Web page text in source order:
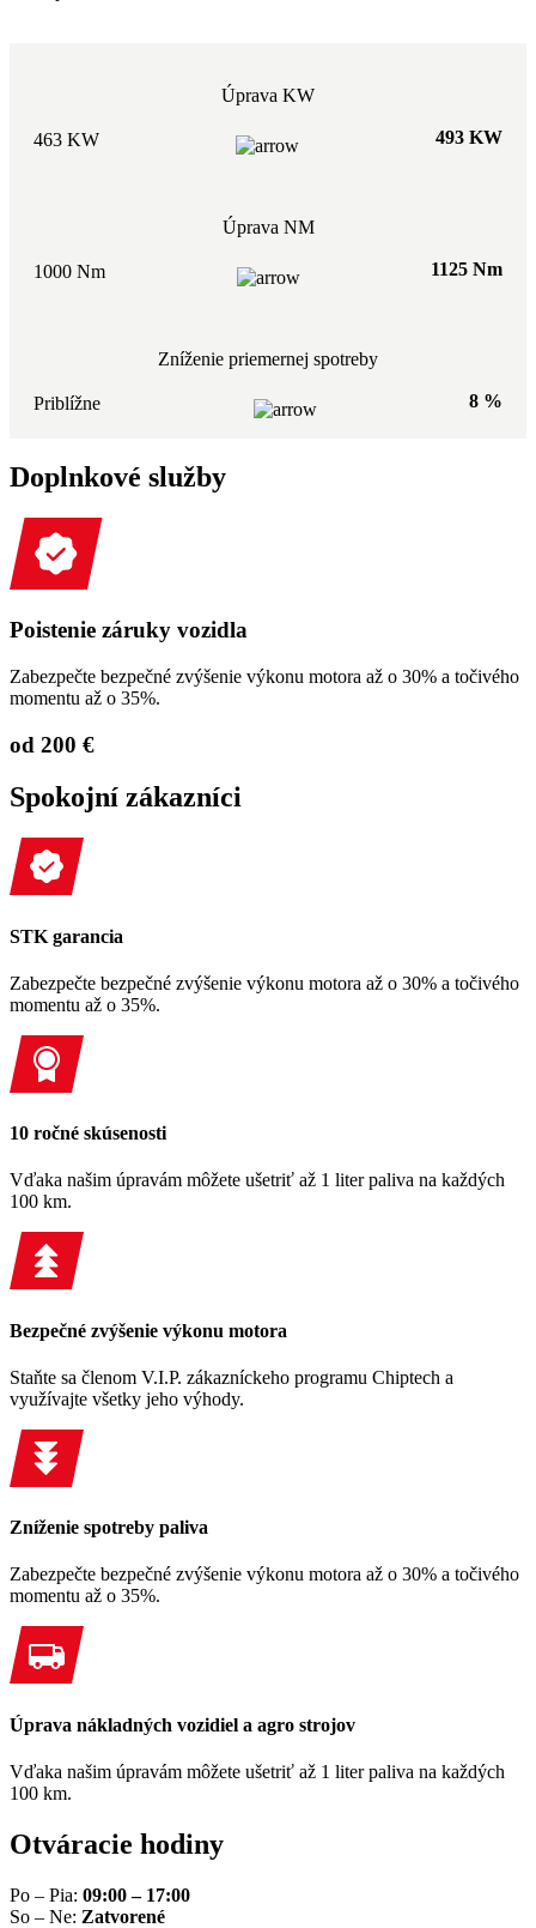
Úprava KW
463 KW 493 KW
Úprava NM
1000 Nm 1125 Nm
Zníženie priemernej spotreby
Priblížne 8 %
Doplnkové služby
Poistenie záruky vozidla
Zabezpečte bezpečné zvýšenie výkonu motora až o 30% a točivého
momentu až o 35%.
od 200 €
Spokojní zákazníci
STK garancia
Zabezpečte bezpečné zvýšenie výkonu motora až o 30% a točivého
momentu až o 35%.
10 ročné skúsenosti
Vďaka našim úpravám môžete ušetriť až 1 liter paliva na každých
100 km.
Bezpečné zvýšenie výkonu motora
Staňte sa členom V.I.P. zákazníckeho programu Chiptech a
využívajte všetky jeho výhody.
Zníženie spotreby paliva
Zabezpečte bezpečné zvýšenie výkonu motora až o 30% a točivého
momentu až o 35%.
Úprava nákladných vozidiel a agro strojov
Vďaka našim úpravám môžete ušetriť až 1 liter paliva na každých
100 km.
Otváracie hodiny
Po – Pia: 09:00 – 17:00
So – Ne: Zatvorené